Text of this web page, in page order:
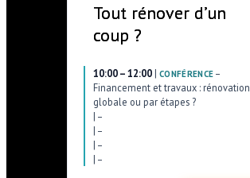
Tout rénover d’un
coup ?
10:00 – 12:00 | CONFÉRENCE –
Financement et travaux : rénovation
globale ou par étapes ?
| –
| –
| –
| –